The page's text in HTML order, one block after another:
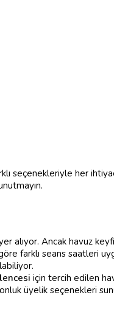
seçenekleriyle her
alıyor. Ancak havuz
farklı seans saatleri
için tercih edilen
üyelik seçenekleri